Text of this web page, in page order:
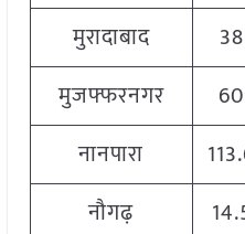
मुरादाबाद
38
मुजफ्फरनगर
60
नानपारा
नौगढ़